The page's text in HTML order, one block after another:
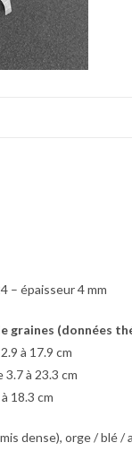
– épaisseur 4 mm
graines (données
à 17.9 cm
3.7 à 23.3 cm
18.3 cm
dense), orge / blé /